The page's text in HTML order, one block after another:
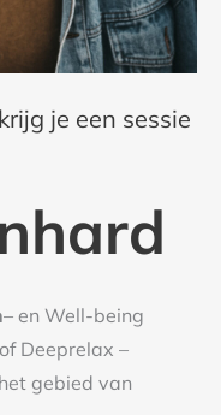
krijg je een sessie
– en Well-being
Deeprelax –
gebied van